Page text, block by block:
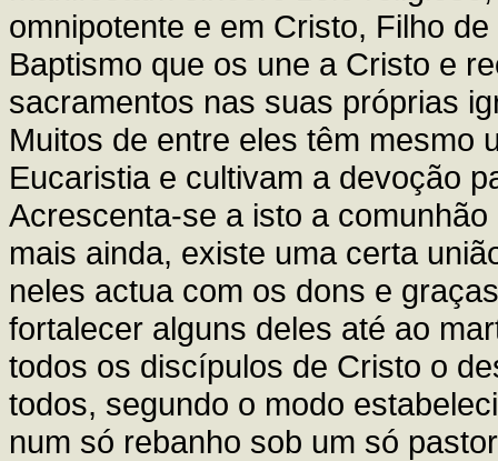
omnipotente e em Cristo, Filho
Baptismo que os une a Cristo e
sacramentos nas suas próprias
Muitos de entre eles têm mesmo
Eucaristia e cultivam a devoção
Acrescenta-se a isto a
mais ainda, existe uma certa
neles actua com os dons e
fortalecer alguns deles até ao
todos os discípulos de Cristo o
todos, segundo o modo
num só rebanho sob um só